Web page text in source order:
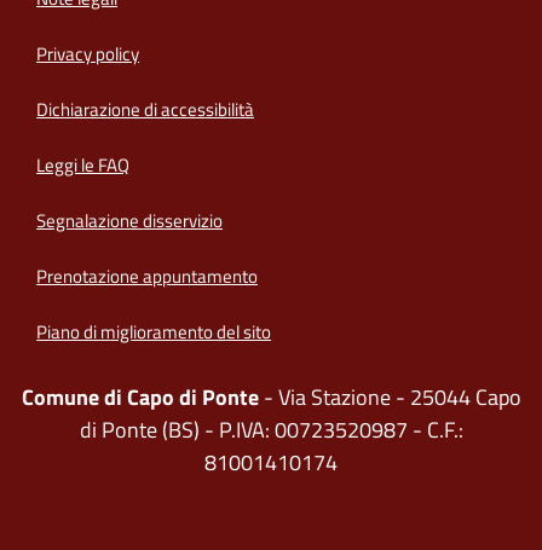
Privacy policy
Dichiarazione di accessibilità
Leggi le FAQ
Segnalazione disservizio
Prenotazione appuntamento
Piano di miglioramento del sito
Comune di Capo di Ponte- Via Stazione - 25044 Capo
di Ponte (BS) - P.IVA: 00723520987 - C.F.:
81001410174